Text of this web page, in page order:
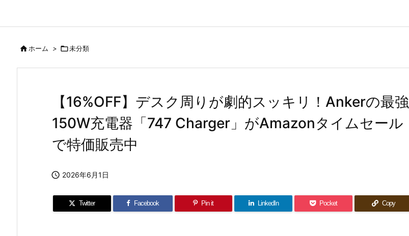
ホーム > 未分類
【16%OFF】デスク周りが劇的スッキリ！Ankerの最強
150W充電器「747 Charger」がAmazonタイムセール
で特価販売中
 2026年6月1日
Twitter Facebook Pin it LinkedIn Pocket Copy